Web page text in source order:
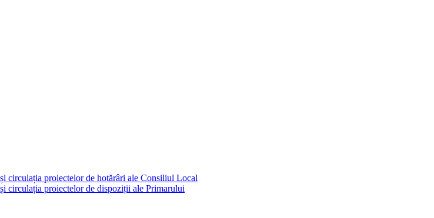
circulația proiectelor de hotărâri ale Consiliul Local
circulația proiectelor de dispoziții ale Primarului